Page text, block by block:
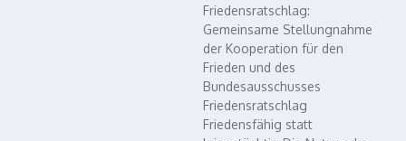
Friedensratschlag:
Gemeinsame Stellungnahme
der Kooperation für den
Frieden und des
Bundesausschusses
Friedensratschlag
Friedensfähig statt